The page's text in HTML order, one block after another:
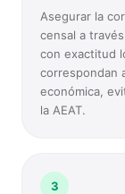
Asegurar la
censal a
con exactitud
correspondan
económica,
la AEAT.
3